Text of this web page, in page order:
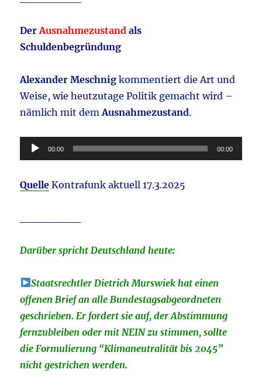
DerAusnahmezustand als
Schuldenbegründung
Alexander Meschnig kommentiert die Art und
Weise, wie heutzutage Politik gemacht wird –
nämlich mit demAusnahmezustand.
Audio-
Player
00:00 00:00
Quelle Kontrafunk aktuell 17.3.2025
Darüber spricht Deutschland heute:
Staatsrechtler Dietrich Murswiek hat einen
offenen Brief an alle Bundestagsabgeordneten
geschrieben. Er fordert sie auf, der Abstimmung
fernzubleiben oder mit NEIN zu stimmen, sollte
die Formulierung “Klimaneutralität bis 2045”
nicht gestrichen werden.